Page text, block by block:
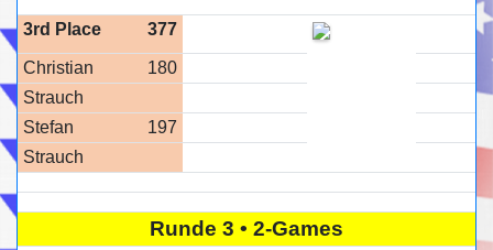
3rd Place 377
Christian
180
Strauch
Stefan
197
Strauch
Runde 3 • 2-Games